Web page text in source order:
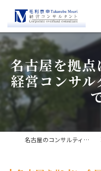
名古屋を拠
経営コンサ
名古屋のコンサルティングなら経営コンサルタント毛利京申